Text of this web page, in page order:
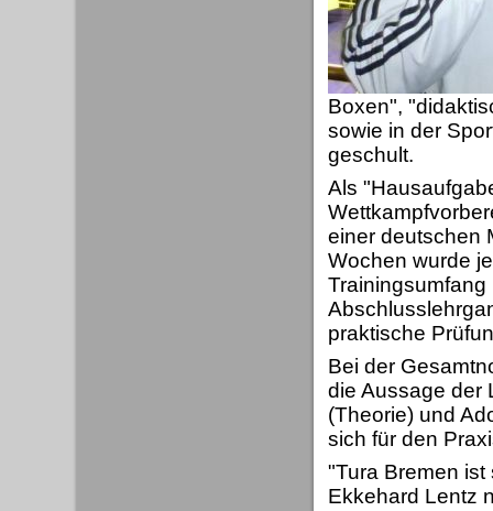
Boxen",
sowie in der
geschult.
Als
einer deutschen
Wochen wurde
praktische
Bei der
die Aussage der
(Theorie) und
sich für den
"Tura Bremen
Ekkehard Lentz